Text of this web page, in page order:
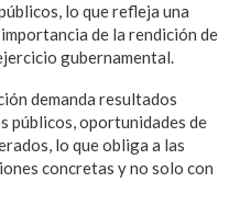
lo que refleja una
de la rendición de
gubernamental.
demanda resultados
públicos, oportunidades de
lo que obliga a las
concretas y no solo con